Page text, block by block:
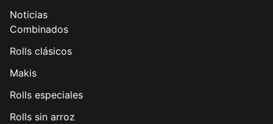
Noticias
Combinados
Rolls clásicos
Makis
Rolls especiales
Rolls sin arroz